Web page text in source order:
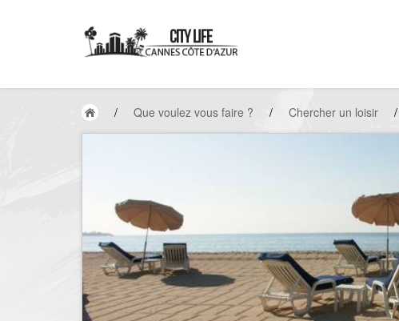
/ Que voulez vous faire ? / Chercher un loisir /